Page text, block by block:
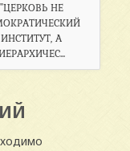
"ЦЕРКОВЬ НЕ
ИНСТИТУТ, А